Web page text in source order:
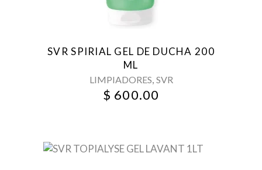
SVR SPIRIAL GEL DE DUCHA 200
ML
LIMPIADORES, SVR
$ 600.00